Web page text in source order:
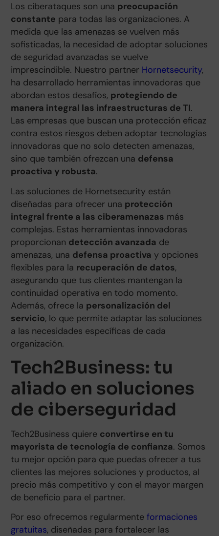
Los ciberataques son una preocupación
constante para todas las organizaciones. A
medida que las amenazas se vuelven más
sofisticadas, la necesidad de adoptar soluciones
de seguridad avanzadas se vuelve
imprescindible. Nuestro partner Hornetsecurity,
ha desarrollado herramientas innovadoras que
abordan estos desafíos, protegiendo de
manera integral las infraestructuras de TI.
Las empresas que buscan una protección eficaz
contra estos riesgos deben adoptar tecnologías
innovadoras que no solo detecten amenazas,
sino que también ofrezcan una defensa
proactiva y robusta.
Las soluciones de Hornetsecurity están
diseñadas para ofrecer una protección
integral frente a las ciberamenazas más
complejas. Estas herramientas innovadoras
proporcionan detección avanzada de
amenazas, una defensa proactiva y opciones
flexibles para la recuperación de datos,
asegurando que tus clientes mantengan la
continuidad operativa en todo momento.
Además, ofrece la personalización del
servicio, lo que permite adaptar las soluciones
a las necesidades específicas de cada
organización.
Tech2Business: tu
aliado en soluciones
de ciberseguridad
Tech2Business quiere convertirse en tu
mayorista de tecnología de confianza. Somos
tu mejor opción para que puedas ofrecer a tus
clientes las mejores soluciones y productos, al
precio más competitivo y con el mayor margen
de beneficio para el partner.
Por eso ofrecemos regularmenteformaciones
gratuitas, diseñadas para fortalecer las